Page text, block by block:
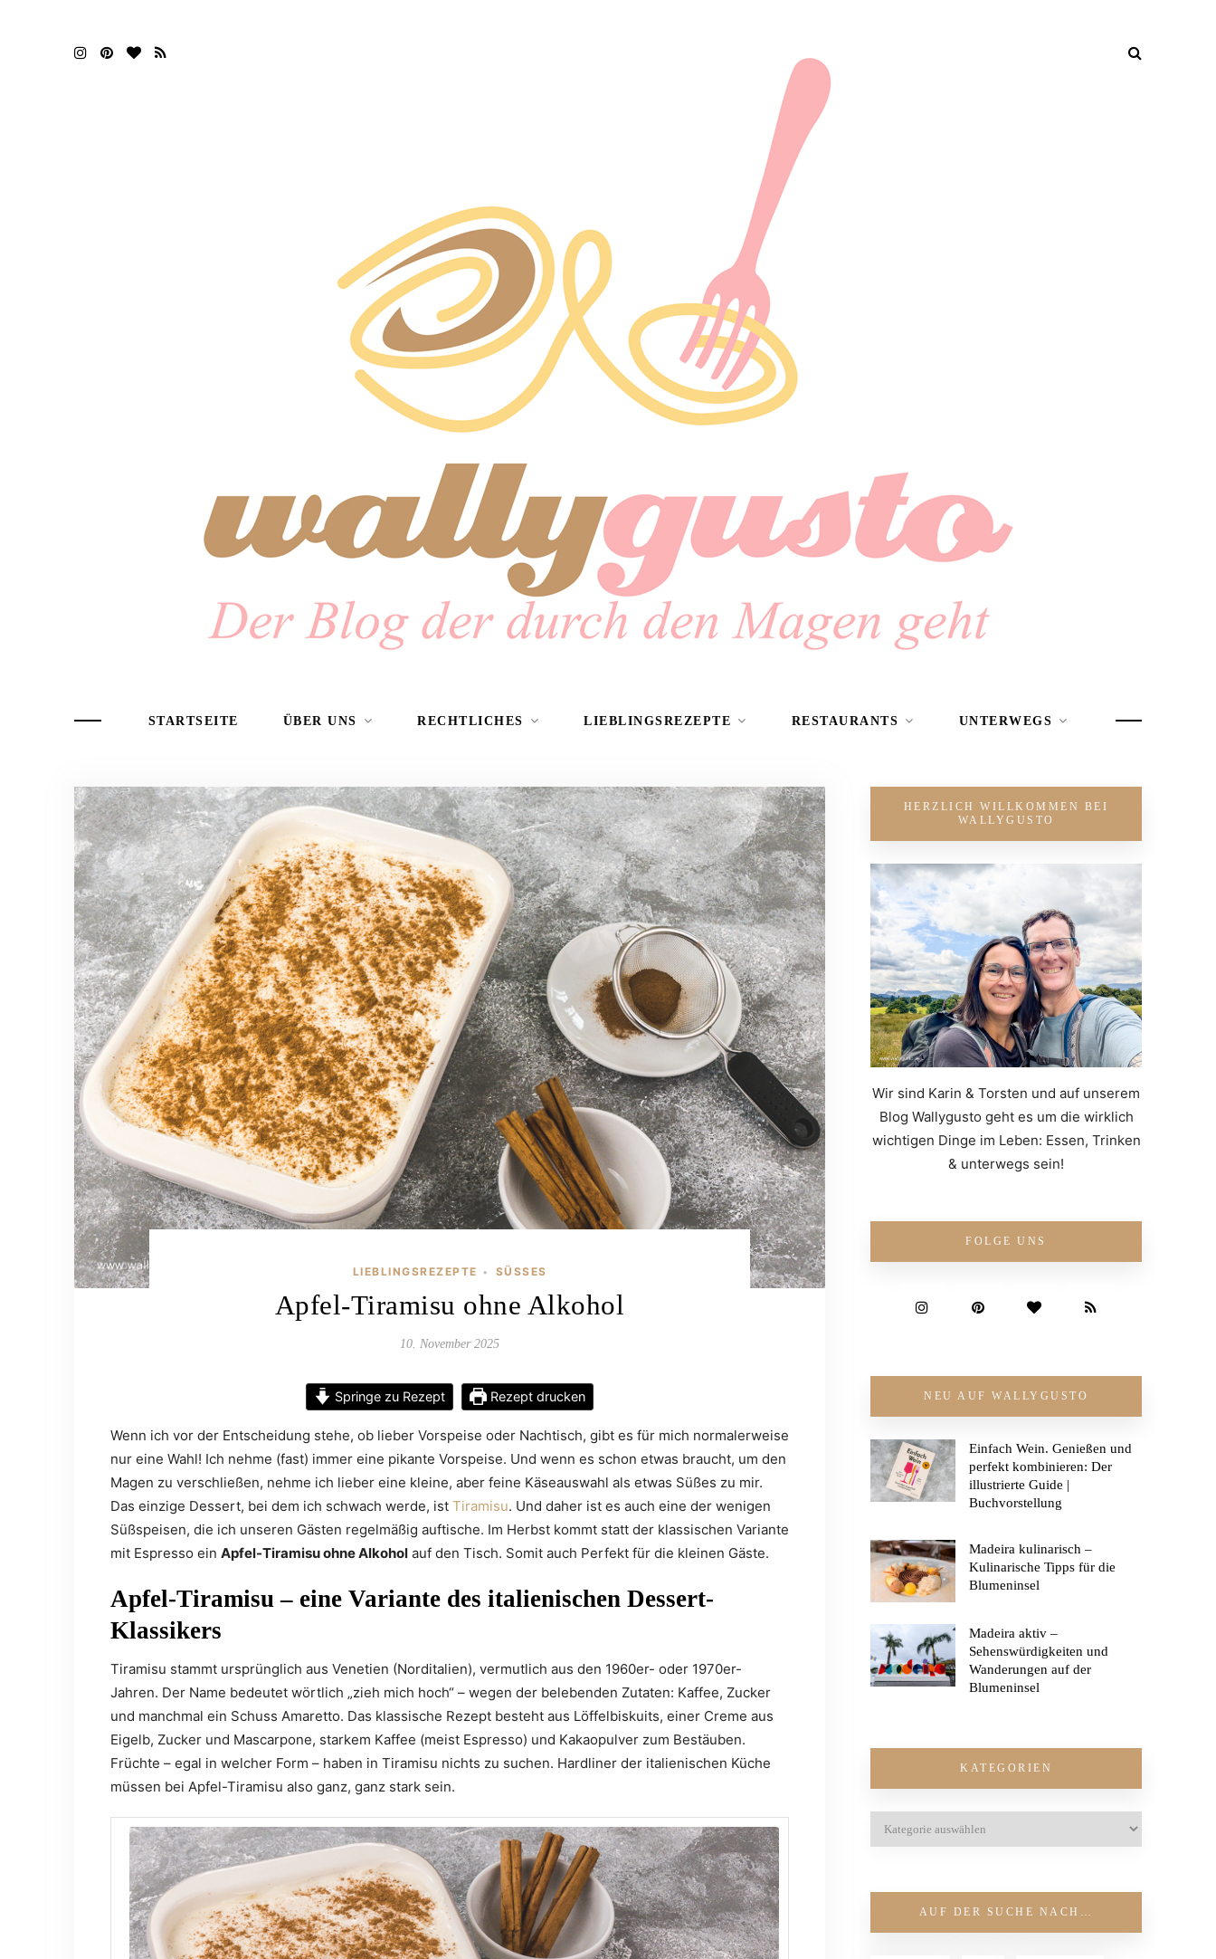
STARTSEITE ÜBER UNS RECHTLICHES LIEBLINGSREZEPTE RESTAURANTS UNTERWEGS
LIEBLINGSREZEPTE • SÜSSES
Apfel-Tiramisu ohne Alkohol
10. November 2025
Springe zu Rezept Rezept drucken
Wenn ich vor der Entscheidung stehe, ob lieber Vorspeise oder Nachtisch, gibt es für mich normalerweise
nur eine Wahl! Ich nehme (fast) immer eine pikante Vorspeise. Und wenn es schon etwas braucht, um den
Magen zu verschließen, nehme ich lieber eine kleine, aber feine Käseauswahl als etwas Süßes zu mir.
Das einzige Dessert, bei dem ich schwach werde, ist Tiramisu. Und daher ist es auch eine der wenigen
Süßspeisen, die ich unseren Gästen regelmäßig auftische. Im Herbst kommt statt der klassischen Variante
mit Espresso ein Apfel-Tiramisu ohne Alkohol auf den Tisch. Somit auch Perfekt für die kleinen Gäste.
Apfel-Tiramisu – eine Variante des italienischen Dessert-
Klassikers
Tiramisu stammt ursprünglich aus Venetien (Norditalien), vermutlich aus den 1960er- oder 1970er-
Jahren. Der Name bedeutet wörtlich „zieh mich hoch“ – wegen der belebenden Zutaten: Kaffee, Zucker
und manchmal ein Schuss Amaretto. Das klassische Rezept besteht aus Löffelbiskuits, einer Creme aus
Eigelb, Zucker und Mascarpone, starkem Kaffee (meist Espresso) und Kakaopulver zum Bestäuben.
Früchte – egal in welcher Form – haben in Tiramisu nichts zu suchen. Hardliner der italienischen Küche
müssen bei Apfel-Tiramisu also ganz, ganz stark sein.
HERZLICH WILLKOMMEN BEI
WALLYGUSTO
Wir sind Karin & Torsten und auf unserem
Blog Wallygusto geht es um die wirklich
wichtigen Dinge im Leben: Essen, Trinken
& unterwegs sein!
FOLGE UNS
NEU AUF WALLYGUSTO
Einfach Wein. Genießen und
perfekt kombinieren: Der
illustrierte Guide |
Buchvorstellung
Madeira kulinarisch –
Kulinarische Tipps für die
Blumeninsel
Madeira aktiv –
Sehenswürdigkeiten und
Wanderungen auf der
Blumeninsel
KATEGORIEN
AUF DER SUCHE NACH…